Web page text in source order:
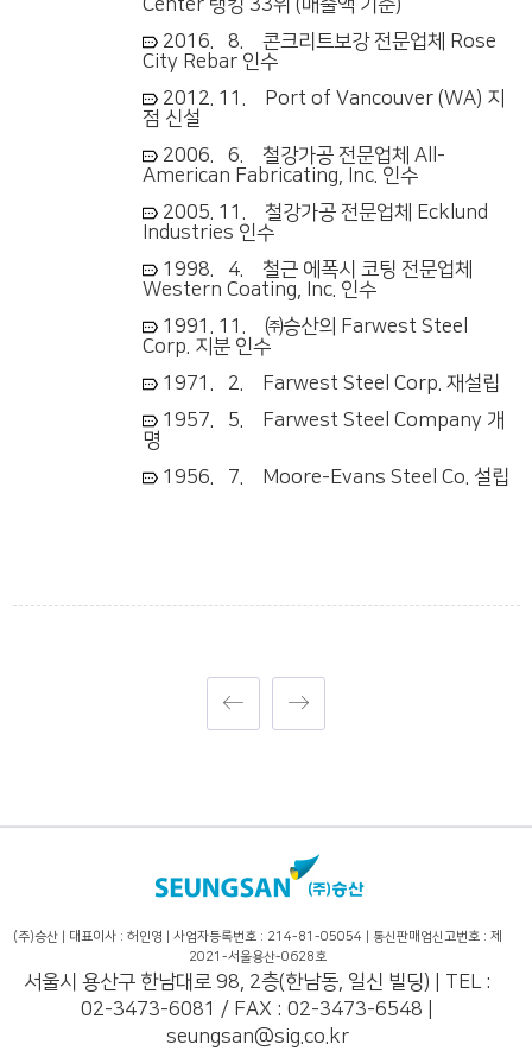
Center 랭킹 33위 (매출액 기준)
2016. 8. 콘크리트보강 전문업체 Rose
City Rebar 인수
2012. 11. Port of Vancouver (WA) 지
점 신설
2006. 6. 철강가공 전문업체 All-
American Fabricating, Inc. 인수
2005. 11. 철강가공 전문업체 Ecklund
Industries 인수
1998. 4. 철근 에폭시 코팅 전문업체
Western Coating, Inc. 인수
1991. 11. ㈜승산의 Farwest Steel
Corp. 지분 인수
1971. 2. Farwest Steel Corp. 재설립
1957. 5. Farwest Steel Company 개
명
1956. 7. Moore-Evans Steel Co. 설립
(주)승산 | 대표이사 : 허인영 | 사업자등록번호 : 214-81-05054 | 통신판매업신고번호 : 제
2021-서울용산-0628호
서울시 용산구 한남대로 98, 2층(한남동, 일신 빌딩) | TEL :
02-3473-6081 / FAX : 02-3473-6548 |
seungsan@sig.co.kr